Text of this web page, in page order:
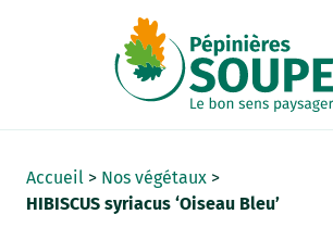
Accueil > Nos végétaux >
HIBISCUS syriacus ‘Oiseau Bleu’